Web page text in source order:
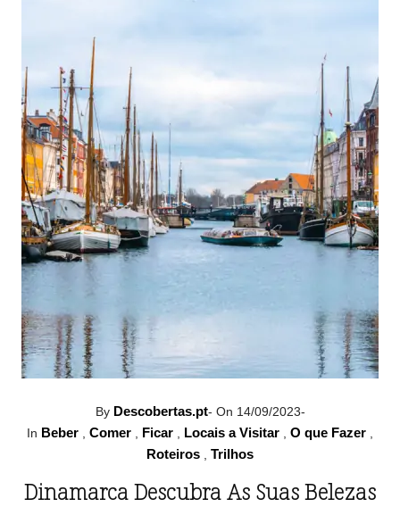
By Descobertas.pt- On 14/09/2023-
In Beber Comer Ficar Locais a Visitar O que Fazer
Roteiros Trilhos
Dinamarca Descubra As Suas Belezas